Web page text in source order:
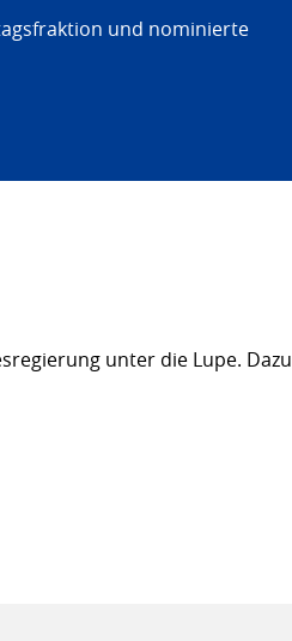
und nominierte
unter die Lupe. Dazu